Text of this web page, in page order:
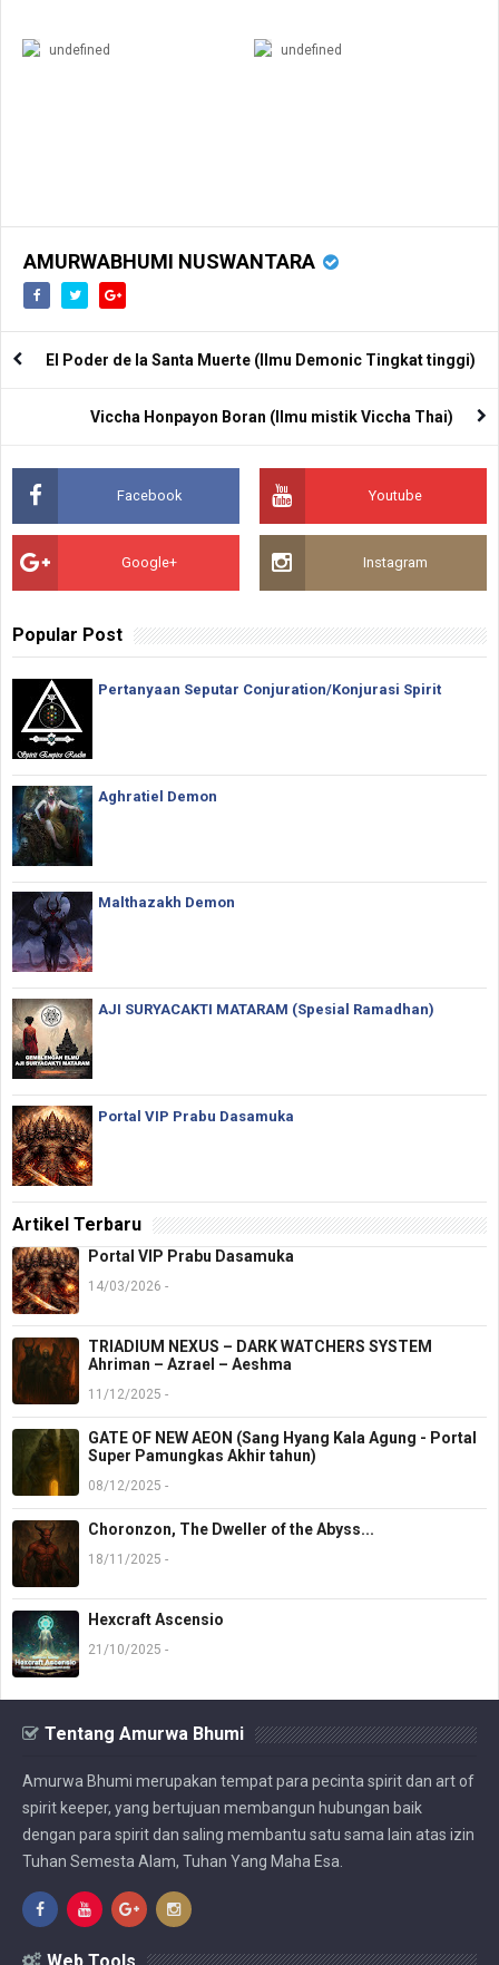
undefined undefined
AMURWABHUMI NUSWANTARA
El Poder de la Santa Muerte (Ilmu Demonic Tingkat tinggi)
Viccha Honpayon Boran (Ilmu mistik Viccha Thai)
Facebook Youtube
Google+ Instagram
Popular Post
Pertanyaan Seputar Conjuration/Konjurasi Spirit
Aghratiel Demon
Malthazakh Demon
AJI SURYACAKTI MATARAM (Spesial Ramadhan)
Portal VIP Prabu Dasamuka
Artikel Terbaru
Portal VIP Prabu Dasamuka
14/03/2026 -
TRIADIUM NEXUS – DARK WATCHERS SYSTEM
Ahriman – Azrael – Aeshma
11/12/2025 -
GATE OF NEW AEON (Sang Hyang Kala Agung - Portal
Super Pamungkas Akhir tahun)
08/12/2025 -
Choronzon, The Dweller of the Abyss...
18/11/2025 -
Hexcraft Ascensio
21/10/2025 -
Tentang Amurwa Bhumi
Amurwa Bhumi merupakan tempat para pecinta spirit dan art of
spirit keeper, yang bertujuan membangun hubungan baik
dengan para spirit dan saling membantu satu sama lain atas izin
Tuhan Semesta Alam, Tuhan Yang Maha Esa.